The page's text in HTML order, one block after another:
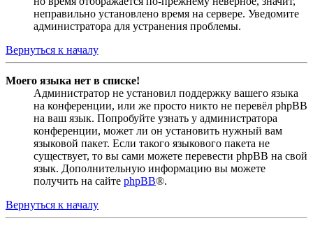
неправильно установлено время на сервере. Уведомите
администратора для устранения проблемы.
Вернуться к началу
Моего языка нет в списке!
Администратор не установил поддержку вашего языка
на конференции, или же просто никто не перевёл phpBB
на ваш язык. Попробуйте узнать у администратора
конференции, может ли он установить нужный вам
языковой пакет. Если такого языкового пакета не
существует, то вы сами можете перевести phpBB на свой
язык. Дополнительную информацию вы можете
получить на сайте phpBB®.
Вернуться к началу